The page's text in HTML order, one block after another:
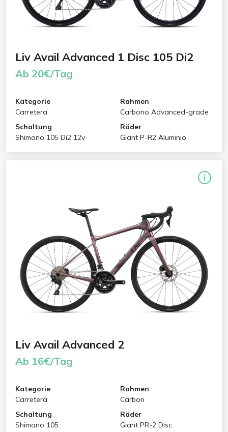
Liv Avail Advanced 1 Disc 105 Di2
Ab 20€/Tag
Kategorie
Carretera
Rahmen
Carbono Advanced-grade
Schaltung
Shimano 105 Di2 12v
Räder
Giant P-R2 Aluminio
Liv Avail Advanced 2
Ab 16€/Tag
Kategorie
Carretera
Rahmen
Carbon
Schaltung
Shimano 105
Räder
Giant PR-2 Disc